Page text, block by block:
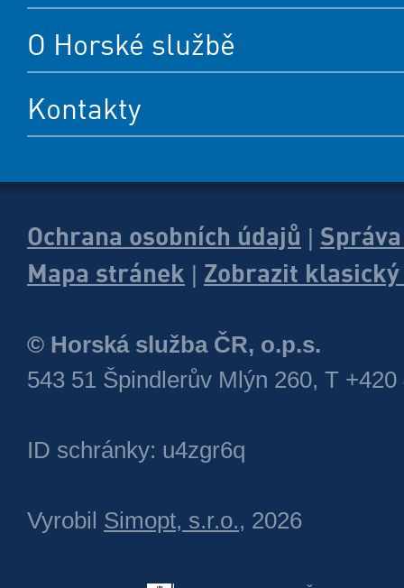
O Horské službě
Kontakty
Ochrana osobních údajů
Mapa stránek
Zobrazit
© Horská služba ČR, o.p.s.
543 51 Špindlerův Mlýn 260, T +420
ID schránky: u4zgr6q
Vyrobil Simopt, s.r.o., 2026